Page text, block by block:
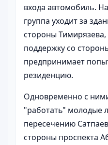
входа автомобиль.
группа уходит за
стороны Тимирязева,
поддержку со
предпринимает
резиденцию.
Одновременно с
"работать" молодые
пересечению
стороны проспекта